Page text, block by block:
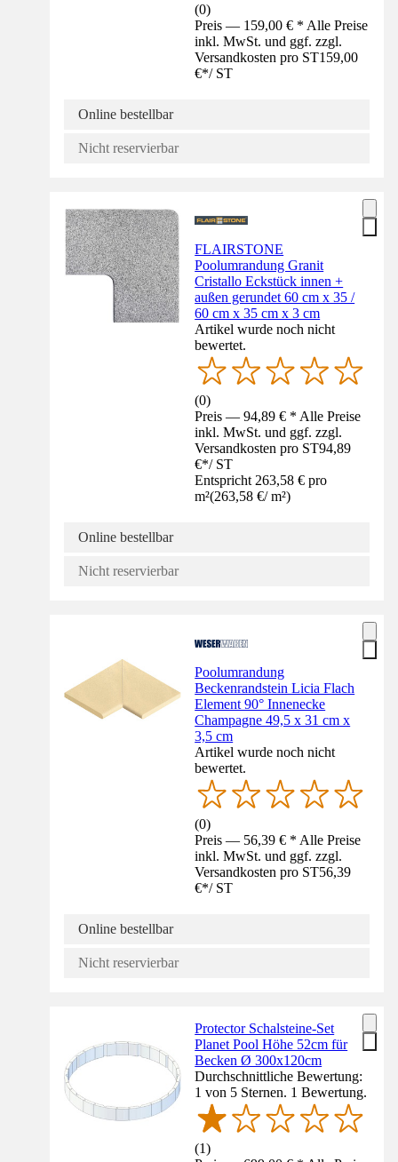
(0)
Preis — 159,00 € * Alle Preise
inkl. MwSt. und ggf. zzgl.
Versandkosten pro ST159,00
€*/ ST
Online bestellbar
Nicht reservierbar
FLAIRSTONE
Poolumrandung Granit
Cristallo Eckstück innen +
außen gerundet 60 cm x 35 /
60 cm x 35 cm x 3 cm
Artikel wurde noch nicht
bewertet.
(0)
Preis — 94,89 € * Alle Preise
inkl. MwSt. und ggf. zzgl.
Versandkosten pro ST94,89
€*/ ST
Entspricht 263,58 € pro
m²(263,58 €/ m²)
Online bestellbar
Nicht reservierbar
Poolumrandung
Beckenrandstein Licia Flach
Element 90° Innenecke
Champagne 49,5 x 31 cm x
3,5 cm
Artikel wurde noch nicht
bewertet.
(0)
Preis — 56,39 € * Alle Preise
inkl. MwSt. und ggf. zzgl.
Versandkosten pro ST56,39
€*/ ST
Online bestellbar
Nicht reservierbar
Protector Schalsteine-Set
Planet Pool Höhe 52cm für
Becken Ø 300x120cm
Durchschnittliche Bewertung:
1 von 5 Sternen. 1 Bewertung.
(1)